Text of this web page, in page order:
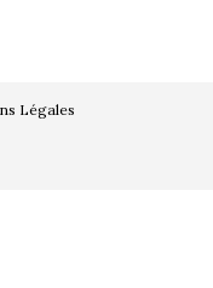
Légales